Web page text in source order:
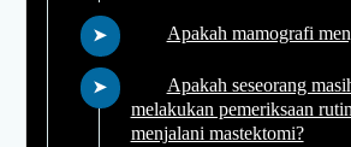
Apakah mamografi
Apakah seseorang
melakukan pemeriksaan
menjalani mastektomi?